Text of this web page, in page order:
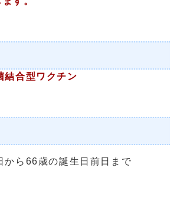
結合型ワクチン
から66歳の誕生日前日まで